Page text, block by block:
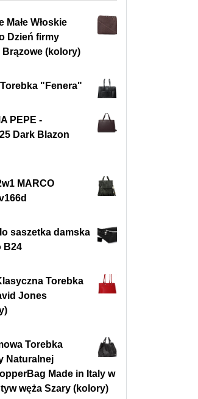
Włoskie
Dzień firmy
(kolory)
"Fenera"
PEPE -
Dark Blazon
MARCO
saszetka damska
B24
Torebka
Jones
Torebka
Naturalnej
Made in Italy w
węża Szary (kolory)